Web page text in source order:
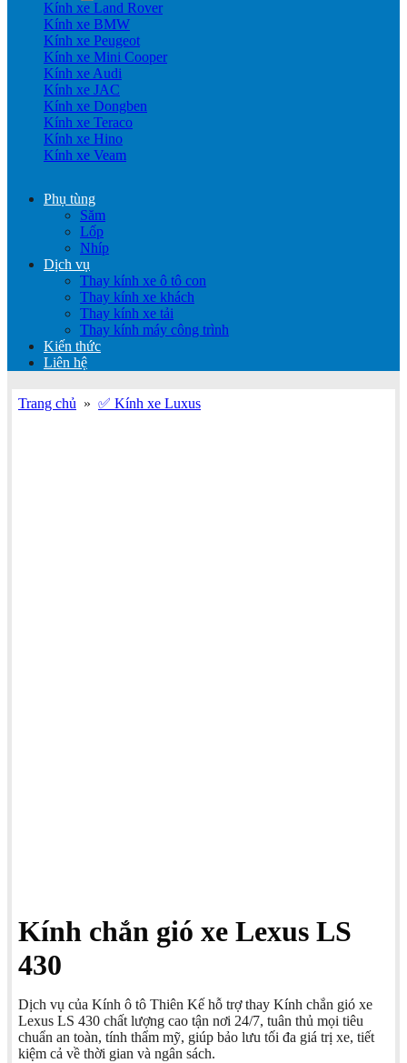
Kính xe Land Rover
Kính xe BMW
Kính xe Peugeot
Kính xe Mini Cooper
Kính xe Audi
Kính xe JAC
Kính xe Dongben
Kính xe Teraco
Kính xe Hino
Kính xe Veam
Phụ tùng
Săm
Lốp
Nhíp
Dịch vụ
Thay kính xe ô tô con
Thay kính xe khách
Thay kính xe tải
Thay kính máy công trình
Kiến thức
Liên hệ
Trang chủ » ✅ Kính xe Luxus
Kính chắn gió xe Lexus LS
430
Dịch vụ của Kính ô tô Thiên Kế hỗ trợ thay Kính chắn gió xe
Lexus LS 430 chất lượng cao tận nơi 24/7, tuân thủ mọi tiêu
chuẩn an toàn, tính thẩm mỹ, giúp bảo lưu tối đa giá trị xe, tiết
kiệm cả về thời gian và ngân sách.